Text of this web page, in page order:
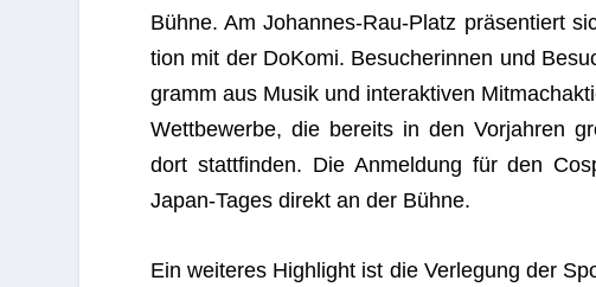
Bühne. Am Johan­nes-Rau-Platz prä­sen­tiert
tion mit der DoKomi. Besu­che­rin­nen und
gramm aus Musik und inter­ak­ti­ven
Wett­be­werbe, die bereits in den Vor­jah­ren
dort statt­fin­den. Die Anmel­dung für den
Japan-Tages direkt an der Bühne.
Ein wei­te­res High­light ist die Ver­le­gung der